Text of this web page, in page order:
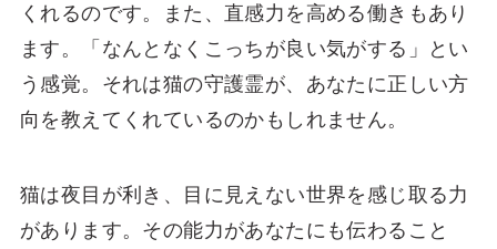
くれるのです。また、直感力を高める働きもあり
ます。「なんとなくこっちが良い気がする」とい
う感覚。それは猫の守護霊が、あなたに正しい方
向を教えてくれているのかもしれません。
猫は夜目が利き、目に見えない世界を感じ取る力
があります。その能力があなたにも伝わること